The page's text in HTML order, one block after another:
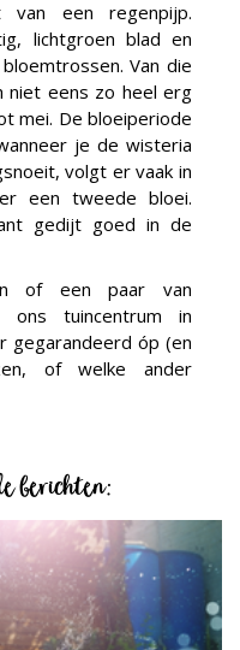
een regenpijp.
lichtgroen blad en
Van die
niet eens zo heel erg
mei. De bloeiperiode
je de wisteria
volgt er vaak in
een tweede bloei.
gedijt goed in de
of een paar van
ons tuincentrum in
gegarandeerd óp (en
of welke ander
berichten: